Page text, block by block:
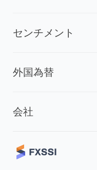
センチメント
外国為替
会社